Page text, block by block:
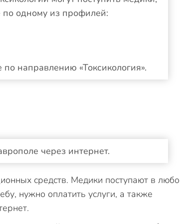
одному из профилей:
направлению «Токсикология».
через интернет.
средств. Медики поступают в
нужно оплатить услуги, а также